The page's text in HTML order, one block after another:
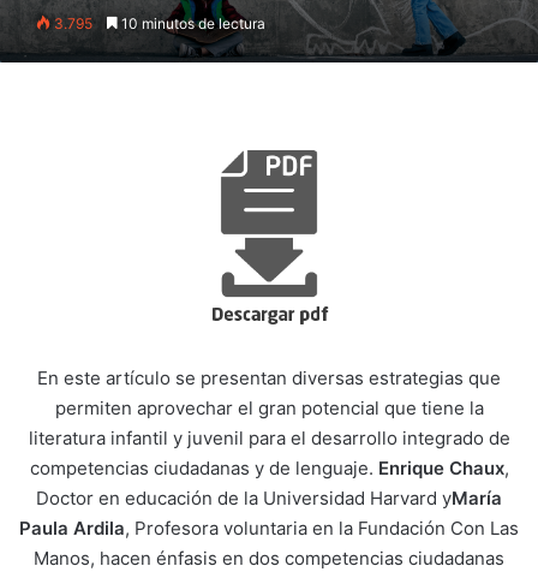
3.795 10 minutos de lectura
En este artículo se presentan diversas estrategias que
permiten aprovechar el gran potencial que tiene la
literatura infantil y juvenil para el desarrollo integrado de
competencias ciudadanas y de lenguaje. Enrique Chaux,
Doctor en educación de la Universidad Harvard yMaría
Paula Ardila, Profesora voluntaria en la Fundación Con Las
Manos, hacen énfasis en dos competencias ciudadanas